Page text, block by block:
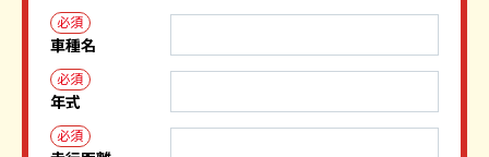
必須
車種名
必須
年式
必須